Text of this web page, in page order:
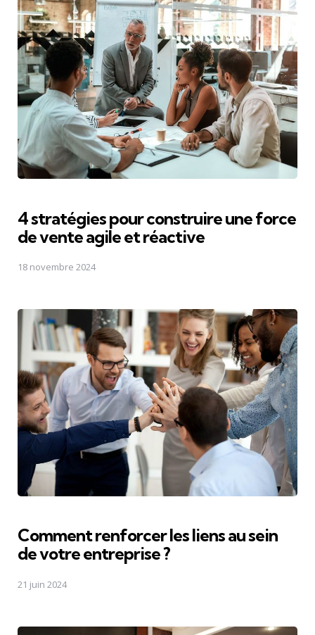
4 stratégies pour construire une force
de vente agile et réactive
18 novembre 2024
Comment renforcer les liens au sein
de votre entreprise ?
21 juin 2024